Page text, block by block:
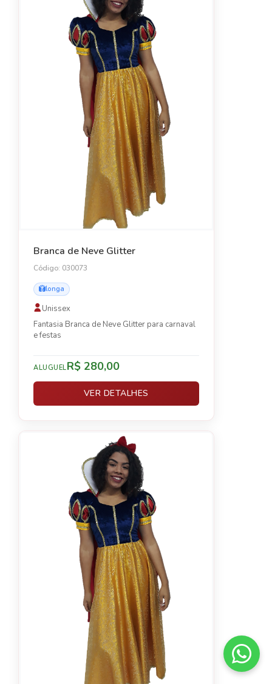
Branca de Neve Glitter
Código: 030073
longa
Unissex
Fantasia Branca de Neve Glitter para carnaval
e festas
ALUGUELR$ 280,00
VER DETALHES